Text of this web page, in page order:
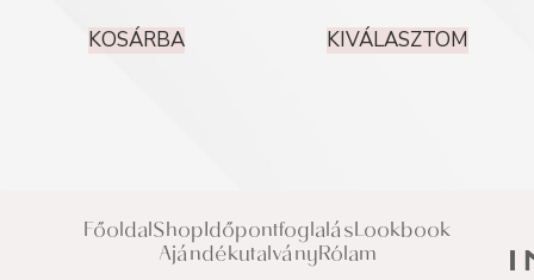
KOSÁRBA KIVÁLASZTOM
FőoldalShopIdőpontfoglalásLookbook
AjándékutalványRólam